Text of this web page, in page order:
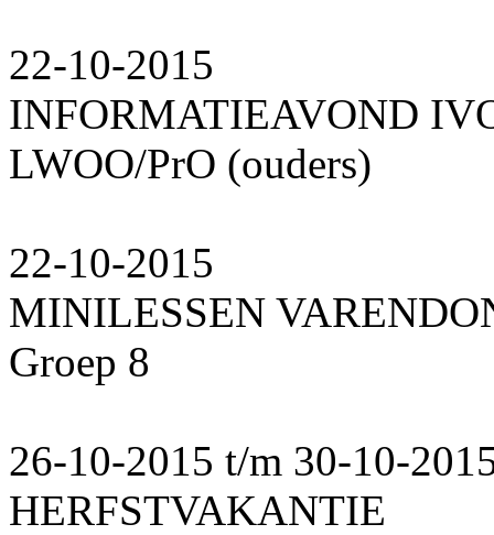
22-10-2015
INFORMATIEAVOND
LWOO/PrO (ouders)
22-10-2015
MINILESSEN
Groep 8
26-10-2015 t/m 30-10-
HERFSTVAKANTIE